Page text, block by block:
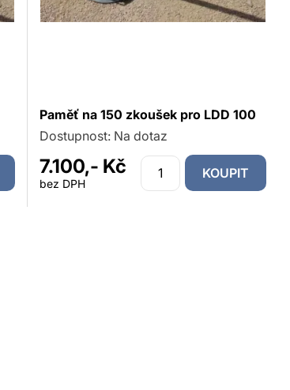
Paměť na 150 zkoušek pro LDD 100
Dostupnost: Na dotaz
7.100,- Kč
bez DPH
KOUPIT